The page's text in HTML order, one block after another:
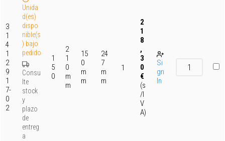
3
1
4
1
2
9
1
7-
0
2
Unida
d(es)
dispo
nible(s
) bajo
pedido
Consu
lte
stock
y
plazo
de
entreg
a
1
5
0
2
1
0
m
m
15
0
m
m
24
7
m
m
1
2
1
8
,
3
0
€
(s
/I
V
A)
Si
gn
In